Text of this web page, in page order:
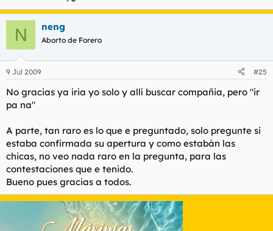
N neng
Aborto de Forero
9 Jul 2009 #25
No gracias ya iria yo solo y allí buscar compañia, pero "ir
pa na"
A parte, tan raro es lo que e preguntado, solo pregunte si
estaba confirmada su apertura y como estabán las
chicas, no veo nada raro en la pregunta, para las
contestaciones que e tenido.
Bueno pues gracias a todos.